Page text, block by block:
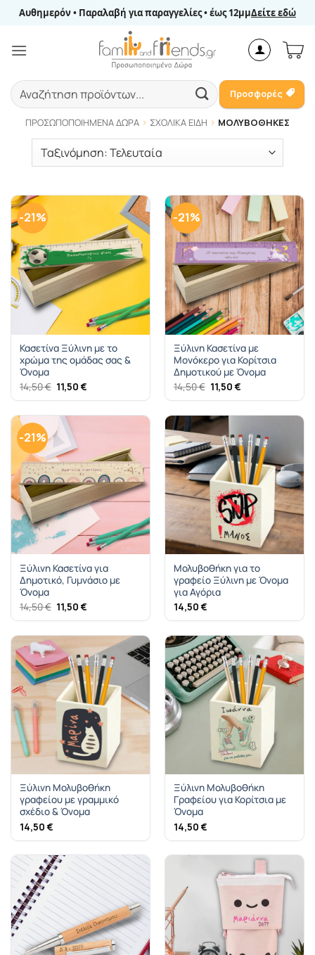
Μετάβαση
περιεχόμενο
Αυθημερόν • Παραλαβή για παραγγελίες • έως 12μμΔείτε εδώ
Αναζήτηση
για:
Προσφορές
ΠΡΟΣΩΠΟΠΟΙΗΜΈΝΑ ΔΏΡΑ ΣΧΟΛΙΚΆ ΕΊΔΗ ΜΟΛΥΒΟΘΉΚΕΣ
-21%
Κασετίνα Ξύλινη με το
χρώμα της ομάδας σας &
Όνομα
14,50€ Original
price
was:
14,50 €.
11,50 €Η
τιμή
είναι:
-21%
Ξύλινη Κασετίνα με
Μονόκερο για Κορίτσια
Δημοτικού με Όνομα
14,50€ Original
price
was:
14,50 €.
11,50 €Η
τιμή
είναι:
-21%
Ξύλινη Κασετίνα για
Δημοτικό, Γυμνάσιο με
Όνομα
14,50€ Original
price
was:
14,50 €.
11,50 €Η
τιμή
είναι:
11,50 €.
Μολυβοθήκη για το
γραφείο Ξύλινη με Όνομα
για Αγόρια
14,50 €
Ξύλινη Μολυβοθήκη
γραφείου με γραμμικό
σχέδιο & Όνομα
14,50 €
Ξύλινη Μολυβοθήκη
Γραφείου για Κορίτσια με
Όνομα
14,50 €